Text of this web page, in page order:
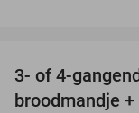
3- of 4-
broodmandje